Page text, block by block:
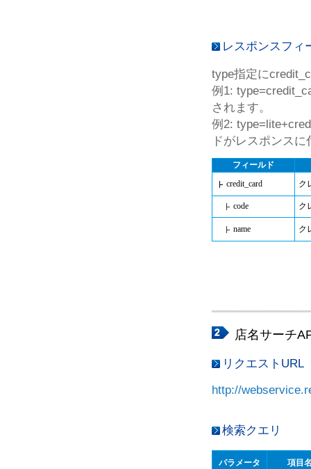
レスポンスフィ
type指定に
例1:
されます。
例2:
ドがレスポンス
フィールド
credit_card
ク
code ク
name ク
店名サーチ
リクエストURL
http://
検索クエリ
パラメータ 項目